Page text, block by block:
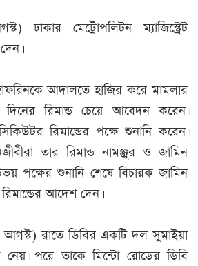
ঢাকার মেট্রোপলিটন ম্যাজিস্ট্রেট
আদালতে হাজির করে মামলার
রিমান্ড চেয়ে আবেদন করেন।
রিমান্ডের পক্ষে শুনানি করেন।
তার রিমান্ড নামঞ্জুর ও জামিন
পক্ষের শুনানি শেষে বিচারক জামিন
আদেশ দেন।
রাতে ডিবির একটি দল সুমাইয়া
পরে তাকে মিন্টো রোডের ডিবি